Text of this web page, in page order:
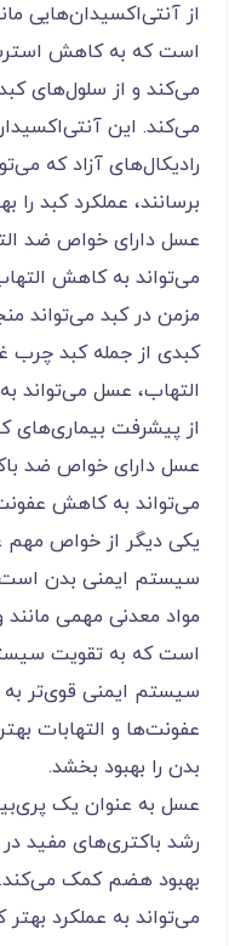
از آنتی‌اکسیدان‌هایی
است که به کاهش
می‌کند و از سلول‌های
می‌کند. این
رادیکال‌های آزاد که
برسانند، عملکرد کبد را
عسل دارای خواص ضد
می‌تواند به کاهش
مزمن در کبد می‌تواند
کبدی از جمله کبد چرب
التهاب، عسل می‌تواند
از پیشرفت بیماری‌های
عسل دارای خواص ضد
می‌تواند به کاهش
یکی دیگر از خواص
سیستم ایمنی بدن
است که به تقویت
سیستم ایمنی قوی‌تر
عفونت‌ها و التهابات
بدن را بهبود بخشد.
عسل به عنوان یک
رشد باکتری‌های مفید
بهبود هضم کمک
می‌تواند به عملکرد